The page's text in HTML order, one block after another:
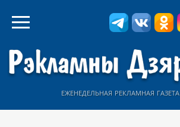
еженедельная рекламная газета